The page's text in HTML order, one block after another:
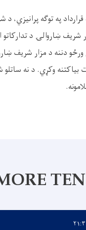
په توګه پرانیزي،
ښاروالۍ د تدارکاتو
اعلان د خپریدو نیټې څخه د 21 تقویمي